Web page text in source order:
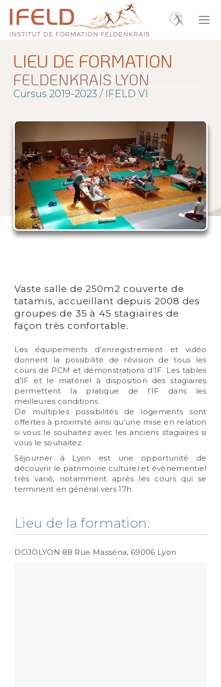
LIEU DE FORMATION
FELDENKRAIS LYON
Cursus 2019-2023 / IFELD VI
Vaste salle de 250m2 couverte de
tatamis, accueillant depuis 2008 des
groupes de 35 à 45 stagiaires de
façon très confortable.
Les équipements d’enregistrement et vidéo
donnent la possibilité de révision de tous les
cours de PCM et démonstrations d’IF. Les tables
d’IF et le matériel à disposition des stagiaires
permettent la pratique de l’IF dans les
meilleures conditions.
De multiples possibilités de logements sont
offertes à proximité ainsi qu'une mise en relation
si vous le souhaitez avec les anciens stagiaires si
vous le souhaitez.
Séjourner à Lyon est une opportunité de
découvrir le patrimoine culturel et évènementiel
très varié, notamment après les cours qui se
terminent en général vers 17h.
Lieu de la formation:
DOJOLYON 88 Rue Masséna, 69006 Lyon